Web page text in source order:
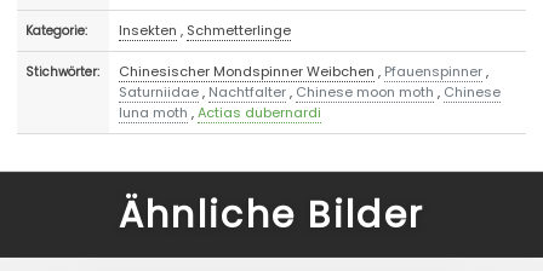
Kategorie: Insekten , Schmetterlinge
Stichwörter: Chinesischer Mondspinner Weibchen , Pfauenspinner,
Saturniidae, Nachtfalter, Chinese moon moth , Chinese
luna moth ,Actias dubernardi
Ähnliche Bilder